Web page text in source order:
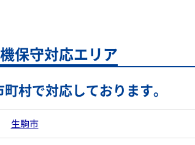
保守対応エリア
村で対応しております。
生駒市